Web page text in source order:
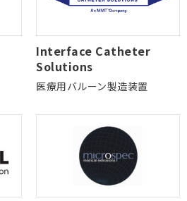
Interface Catheter
Solutions
医療用バルーン製造装置